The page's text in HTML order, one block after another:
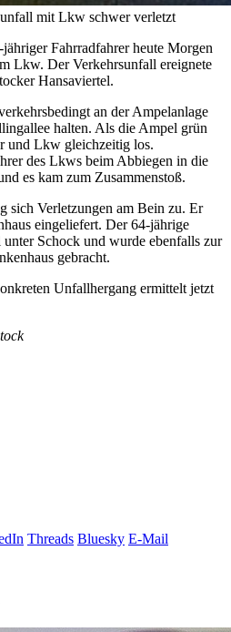
mit Lkw schwer verletzt
Fahrradfahrer heute Morgen
Lkw. Der Verkehrsunfall ereignete
Hansaviertel.
an der Ampelanlage
halten. Als die Ampel grün
und Lkw gleichzeitig los.
des Lkws beim Abbiegen in die
es kam zum Zusammenstoß.
sich Verletzungen am Bein zu. Er
eingeliefert. Der 64-jährige
Schock und wurde ebenfalls zur
gebracht.
Unfallhergang ermittelt jetzt
Threads Bluesky E-Mail